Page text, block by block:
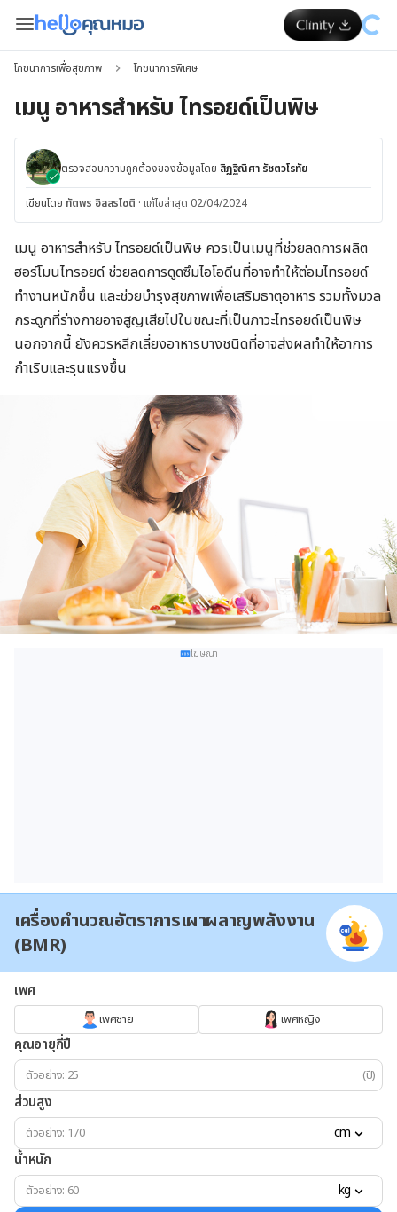
โภชนาการเพื่อสุขภาพ โภชนาการพิเศษ
เมนู อาหารสำหรับ ไทรอยด์เป็นพิษ
ตรวจสอบความถูกต้องของข้อมูลโดย สิฏฐิณิศา รัชตวโรทัย
เขียนโดย ทัตพร อิสสรโชติ · แก้ไขล่าสุด 02/04/2024
เมนู อาหารสำหรับ ไทรอยด์เป็นพิษ ควรเป็นเมนูที่ช่วยลดการผลิต
ฮอร์โมนไทรอยด์ ช่วยลดการดูดซึมไอโอดีนที่อาจทำให้ต่อมไทรอยด์
ทำงานหนักขึ้น และช่วยบำรุงสุขภาพเพื่อเสริมธาตุอาหาร รวมทั้งมวล
กระดูกที่ร่างกายอาจสูญเสียไปในขณะที่เป็นภาวะไทรอยด์เป็นพิษ
นอกจากนี้ ยังควรหลีกเลี่ยงอาหารบางชนิดที่อาจส่งผลทำให้อาการ
กำเริบและรุนแรงขึ้น
โฆษณา
เครื่องคำนวณอัตราการเผาผลาญพลังงาน
(BMR)
เพศ
เพศชาย เพศหญิง
คุณอายุกี่ปี
(ปี)
ส่วนสูง
cm
น้ำหนัก
kg